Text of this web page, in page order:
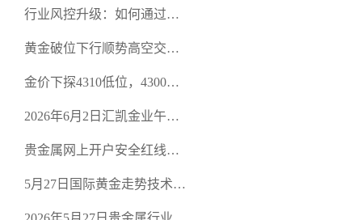
行业风控升级：如何通过正
规黄金开户交易平台？
黄金破位下行顺势高空交易
金价下探4310低位，4300关
2026年6月2日汇凯金业午盘
空头清算算法如何布防？
贵金属网上开户安全红线：
恶意洗盘陷阱
5月27日国际黄金走势技术盘